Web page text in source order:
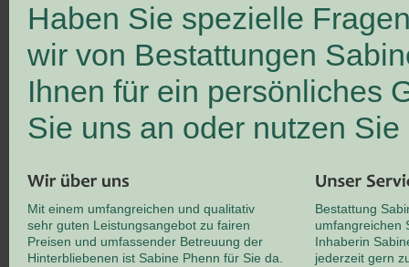
Haben Sie spezielle
wir von Bestattungen
Ihnen für ein persönliches
Sie uns an oder nutzen
Mit einem umfangreichen und qualitativ
sehr guten Leistungsangebot zu fairen
Preisen und umfassender Betreuung der
Hinterbliebenen ist Sabine Phenn für Sie da.
Bestattung
umfangreichen
Inhaberin
jederzeit gern